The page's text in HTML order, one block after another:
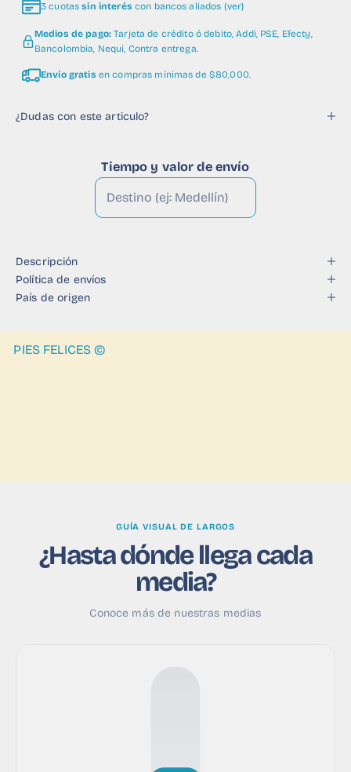
3 cuotas sin interés con bancos aliados (ver)
Medios de pago:Tarjeta de crédito ó debito, Addi, PSE, Efecty,
Bancolombia, Nequi, Contra entrega.
Envío gratis en compras mínimas de $80,000.
¿Dudas con este articulo?
Tiempo y valor de envío
Descripción
Política de envíos
País de origen
PIES FELICES ©
GUÍA VISUAL DE LARGOS
¿Hasta dónde llega cada
media?
Conoce más de nuestras medias